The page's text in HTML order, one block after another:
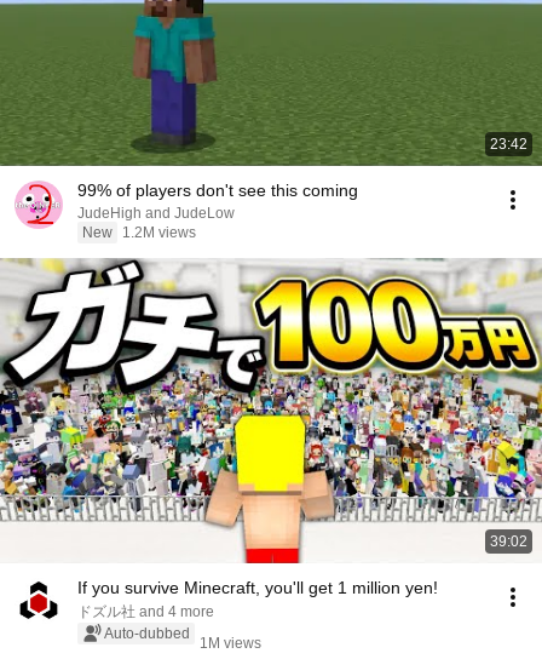
23:42
99% of players don't see this coming
JudeHigh and JudeLow
New
1.2M views
39:02
If you survive Minecraft, you'll get 1 million yen!
ドズル社 and 4 more
Auto-dubbed
1M views